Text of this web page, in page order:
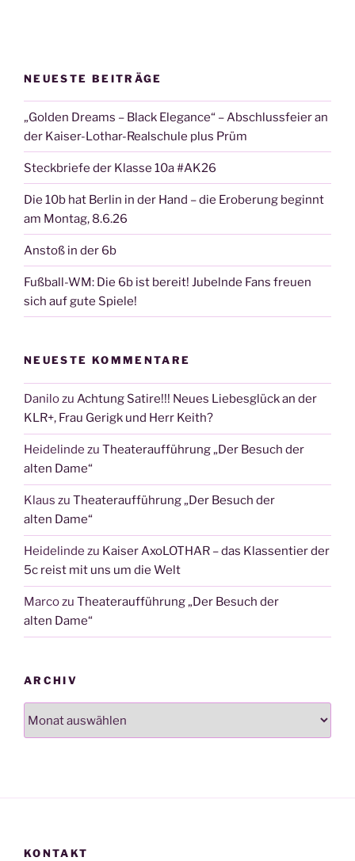
NEUESTE BEITRÄGE
„Golden Dreams – Black Elegance“ – Abschlussfeier an
der Kaiser-Lothar-Realschule plus Prüm
Steckbriefe der Klasse 10a #AK26
Die 10b hat Berlin in der Hand – die Eroberung beginnt
am Montag, 8.6.26
Anstoß in der 6b
Fußball-WM: Die 6b ist bereit! Jubelnde Fans freuen
sich auf gute Spiele!
NEUESTE KOMMENTARE
Danilozu Achtung Satire!!! Neues Liebesglück an der
KLR+, Frau Gerigk und Herr Keith?
Heidelinde zu Theateraufführung „Der Besuch der
alten Dame“
Klaus zu Theateraufführung „Der Besuch der
alten Dame“
Heidelinde zu Kaiser AxoLOTHAR – das Klassentier der
5c reist mit uns um die Welt
Marcozu Theateraufführung „Der Besuch der
alten Dame“
ARCHIV
KONTAKT